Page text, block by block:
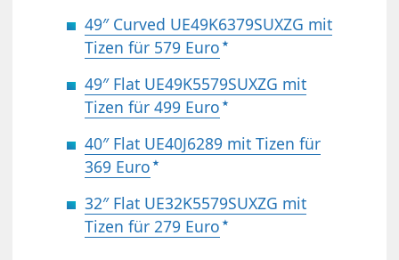
49″ Curved UE49K6379SUXZG mit
Tizen für 579 Euro
49″ Flat UE49K5579SUXZG mit
Tizen für 499 Euro
40″ Flat UE40J6289 mit Tizen für
369 Euro
32″ Flat UE32K5579SUXZG mit
Tizen für 279 Euro